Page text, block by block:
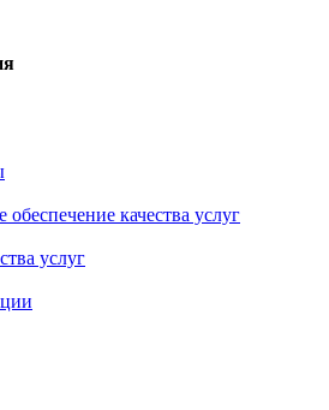
качества услуг
услуг